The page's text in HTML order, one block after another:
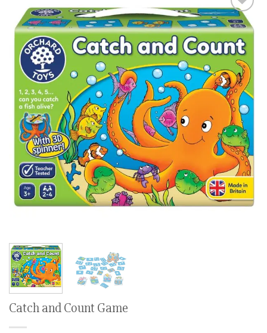
Add to
wishlist
Catch and Count Game